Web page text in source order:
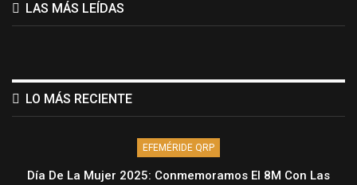
LAS MÁS LEÍDAS
LO MÁS RECIENTE
EFEMÉRIDE QRP
Día De La Mujer 2025: Conmemoramos El 8M Con Las